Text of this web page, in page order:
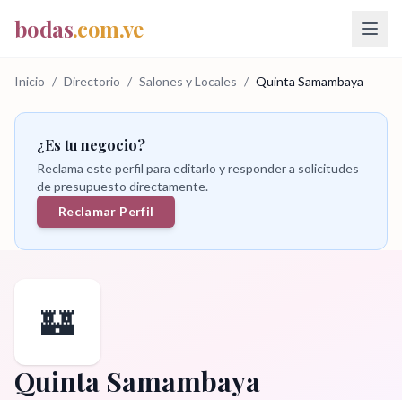
bodas.com.ve
Inicio / Directorio / Salones y Locales / Quinta Samambaya
¿Es tu negocio?
Reclama este perfil para editarlo y responder a solicitudes
de presupuesto directamente.
Reclamar Perfil
🏰
Quinta Samambaya